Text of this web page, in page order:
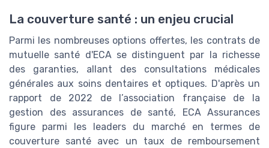
La couverture santé : un enjeu crucial
Parmi les nombreuses options offertes, les contrats de
mutuelle santé d'ECA se distinguent par la richesse
des garanties, allant des consultations médicales
générales aux soins dentaires et optiques. D'après un
rapport de 2022 de l’association française de la
gestion des assurances de santé, ECA Assurances
figure parmi les leaders du marché en termes de
couverture santé avec un taux de remboursement